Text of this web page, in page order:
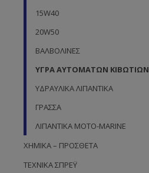
15W40
20W50
ΒΑΛΒΟΛΊΝΕΣ
ΥΓΡΆ ΑΥΤΌΜΑΤΩΝ ΚΙΒΩΤΊΩΝ
ΥΔΡΑΥΛΙΚΆ ΛΙΠΑΝΤΙΚΆ
ΓΡΆΣΣΑ
ΛΙΠΑΝΤΙΚΆ MOTO-MARINE
ΧΗΜΙΚΆ – ΠΡΌΣΘΕΤΑ
ΤΕΧΝΙΚΆ ΣΠΡΈΫ